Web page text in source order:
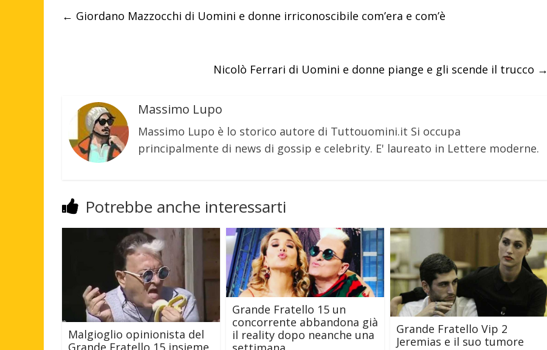
← Giordano Mazzocchi di Uomini e donne irriconoscibile com’era e com’è
Nicolò Ferrari di Uomini e donne piange e gli scende il trucco →
Massimo Lupo
Massimo Lupo è lo storico autore di Tuttouomini.it Si occupa
principalmente di news di gossip e celebrity. E' laureato in Lettere moderne.
Potrebbe anche interessarti
Malgioglio opinionista del
Grande Fratello 15 insieme
Grande Fratello 15 un
concorrente abbandona già
il reality dopo neanche una
Grande Fratello Vip 2
Jeremias e il suo tumore